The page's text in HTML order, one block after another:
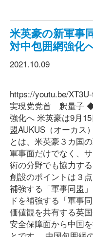
米英豪の新軍事
対中包囲網強化
2021.10.09
https://youtu.be/
実現党党首 釈量子 ◆
強化へ 米英豪は9月
盟AUKUS（オーカス
とは、米英豪３カ国
軍事面だけでなく、
術の分野でも協力す
創設のポイントは３
補強する「軍事同盟
ドを補強する「軍事
価値観を共有する英
安全保障面から中国